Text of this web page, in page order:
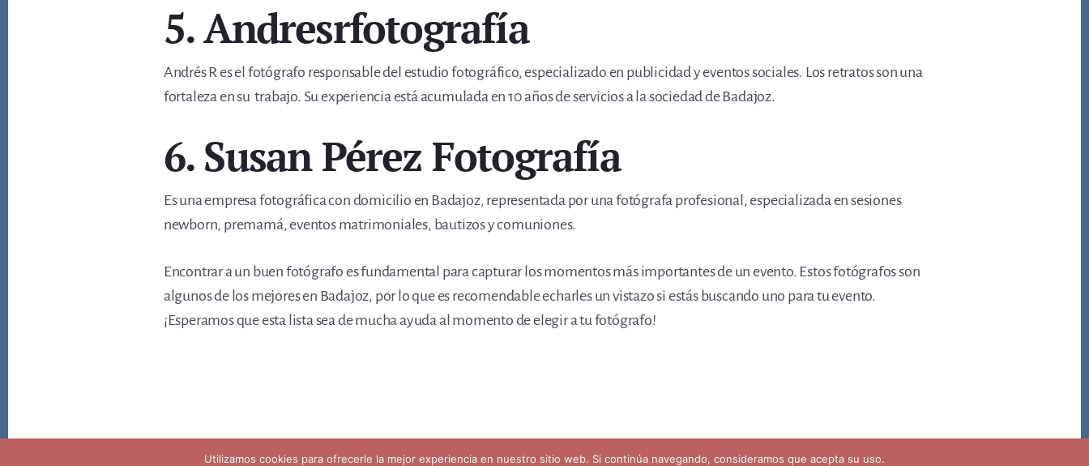
5. Andresrfotografía
Andrés R es el fotógrafo responsable del estudio fotográfico, especializado en publicidad y eventos sociales. Los retratos son una
fortaleza en su trabajo. Su experiencia está acumulada en 10 años de servicios a la sociedad de Badajoz.
6. Susan Pérez Fotografía
Es una empresa fotográfica con domicilio en Badajoz, representada por una fotógrafa profesional, especializada en sesiones
newborn, premamá, eventos matrimoniales, bautizos y comuniones.
Encontrar a un buen fotógrafo es fundamental para capturar los momentos más importantes de un evento. Estos fotógrafos son
algunos de los mejores en Badajoz, por lo que es recomendable echarles un vistazo si estás buscando uno para tu evento.
¡Esperamos que esta lista sea de mucha ayuda al momento de elegir a tu fotógrafo!
Aviso legal privacidad y politica de cookies
Utilizamos cookies para ofrecerle la mejor experiencia en nuestro sitio web. Si continúa navegando, consideramos que acepta su uso.